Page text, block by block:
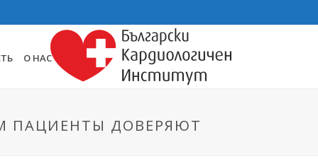
О НАС
ПАЦИЕНТЫ ДОВЕРЯЮТ